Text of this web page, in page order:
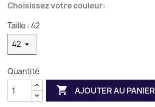
Choisissez votre couleur:
Taille : 42
Quantité
 AJOUTER AU PANIER